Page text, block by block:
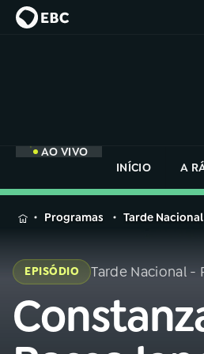
AO VIVO
INÍCIO
A
MENU
Buscar
na
Rádio
na
Rádio
Programas Tarde
EPISÓDIO Tarde Nacional -